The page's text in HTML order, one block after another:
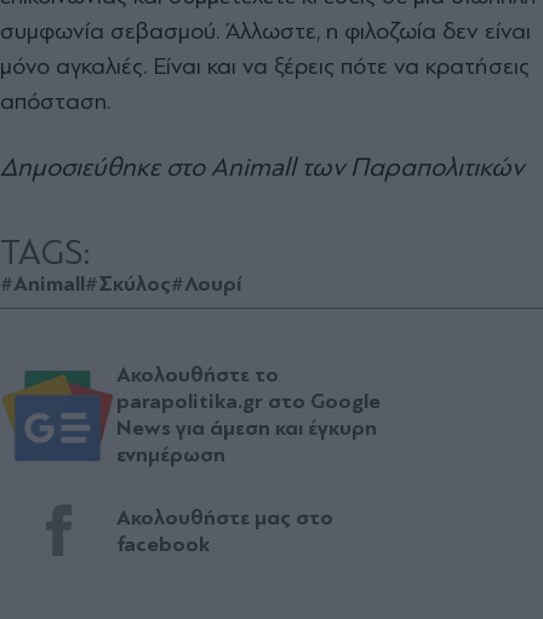
συμφωνία σεβασμού. Άλλωστε, η φιλοζωία δεν είναι
μόνο αγκαλιές. Είναι και να ξέρεις πότε να κρατήσεις
απόσταση.
Δημοσιεύθηκε στο Animall των Παραπολιτικών
TAGS:
#Animall#Σκύλος#Λουρί
Ακολουθήστε το
parapolitika.gr στο Google
News για άμεση και έγκυρη
ενημέρωση
Ακολουθήστε μας στο
facebook